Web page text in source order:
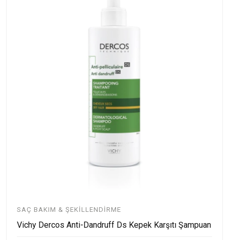
SAÇ BAKIM & ŞEKILLENDIRME
Vichy Dercos Anti-Dandruff Ds Kepek Karşıtı Şampuan